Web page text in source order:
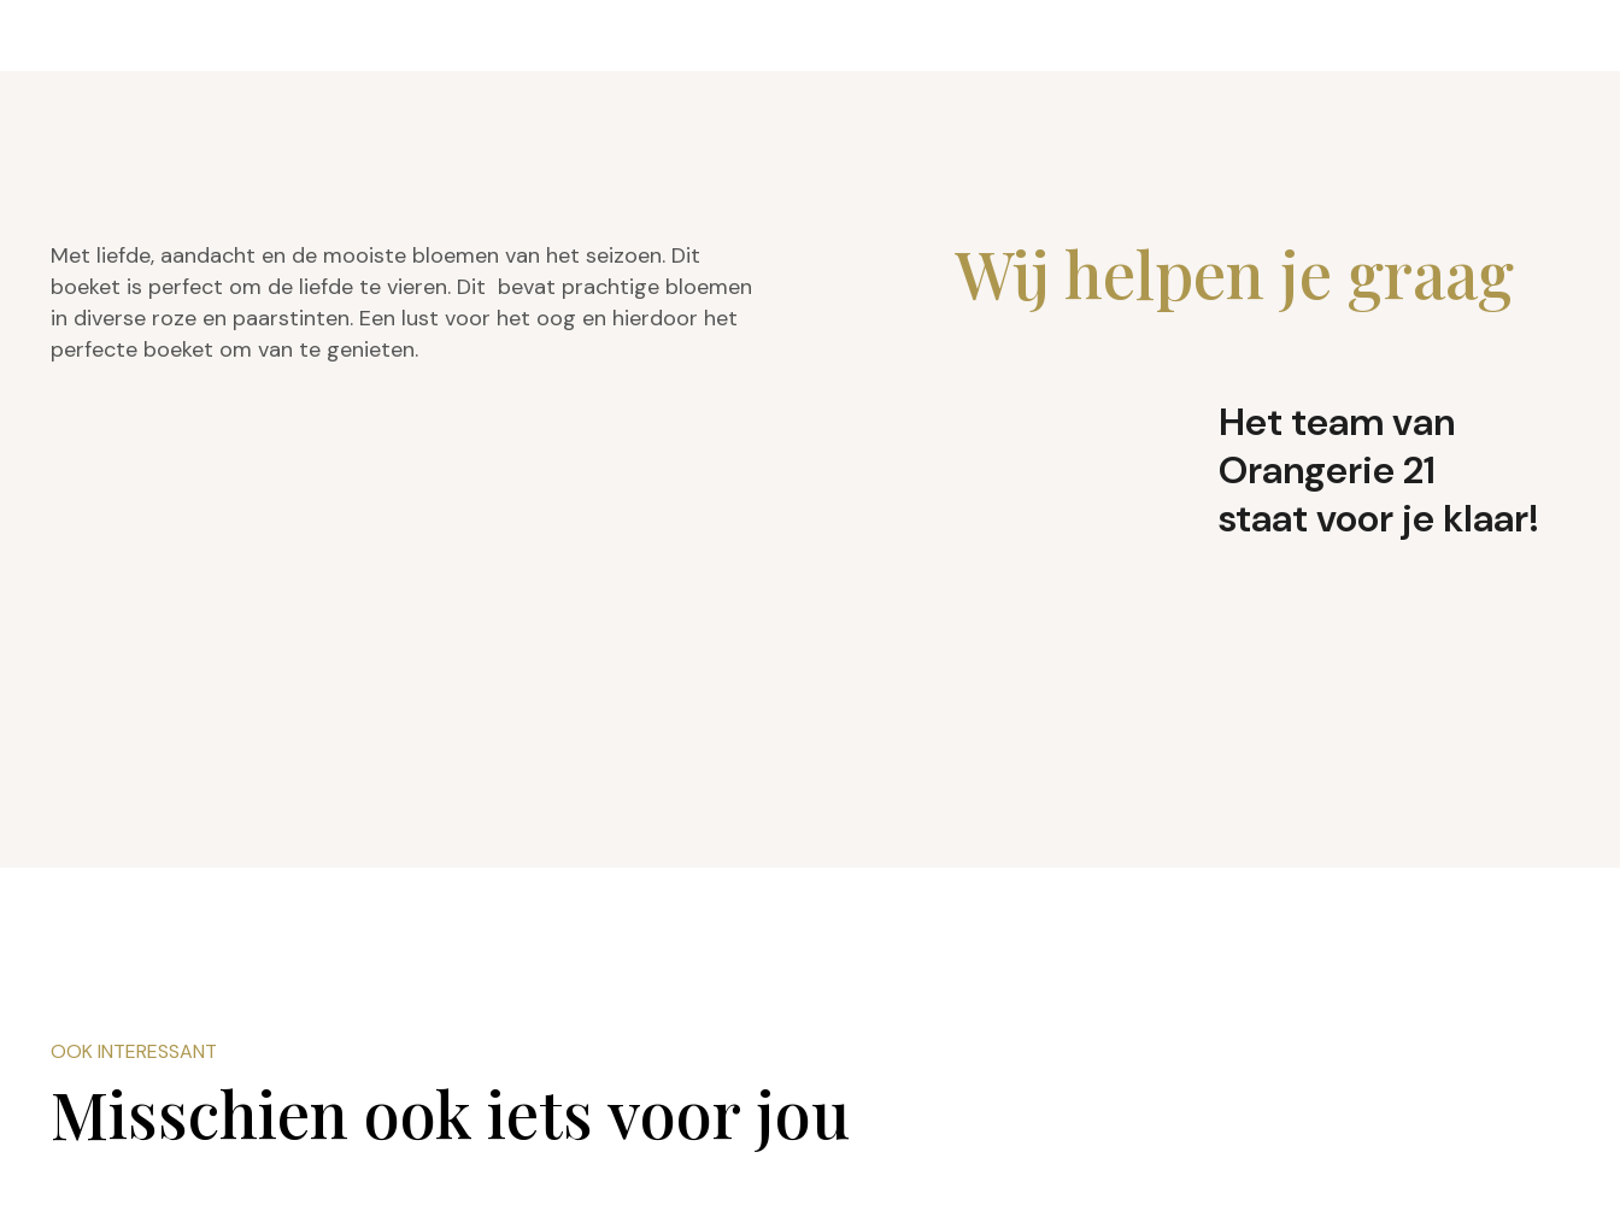
Met liefde, aandacht en de mooiste bloemen van het seizoen. Dit
boeket is perfect om de liefde te vieren. Dit bevat prachtige bloemen
in diverse roze en paarstinten. Een lust voor het oog en hierdoor het
perfecte boeket om van te genieten.
Wij helpen je graag
Het team van
Orangerie 21
staat voor je klaar!
OOK INTERESSANT
Misschien ook iets voor jou